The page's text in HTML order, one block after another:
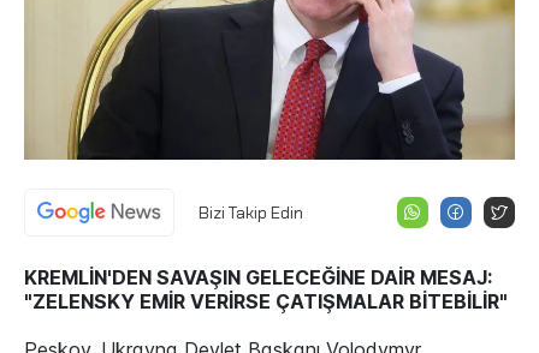
Bizi Takip Edin
KREMLİN'DEN SAVAŞIN GELECEĞİNE DAİR MESAJ:
"ZELENSKY EMİR VERİRSE ÇATIŞMALAR BİTEBİLİR"